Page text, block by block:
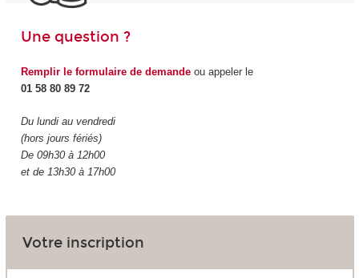
Une question ?
Remplir le formulaire de demandeou appeler le
01 58 80 89 72
Du lundi au vendredi
(hors jours fériés)
De 09h30 à 12h00
et de 13h30 à 17h00
Votre inscription